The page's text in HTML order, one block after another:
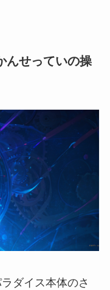
んせっていの操
ダイス本体のさ